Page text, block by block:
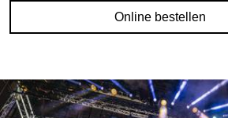
Online bestellen